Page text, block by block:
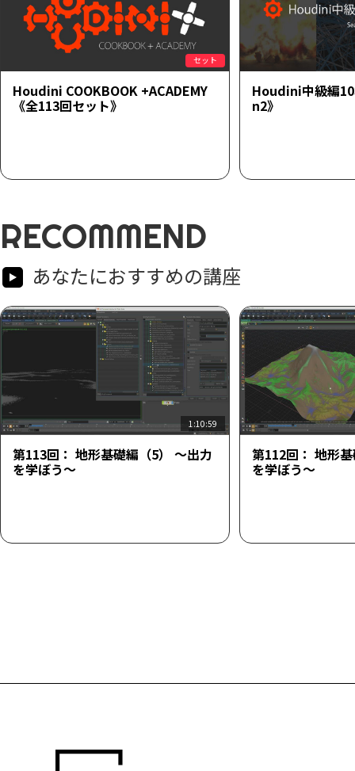
セット
Houdini COOKBOOK +ACADEMY
《全113回セット》
Houdini中級編
n2》
RECOMMEND
あなたにおすすめの講座
1:10:59
第113回： 地形基礎編（5） ～出力
を学ぼう～
第112回： 地形
を学ぼう～